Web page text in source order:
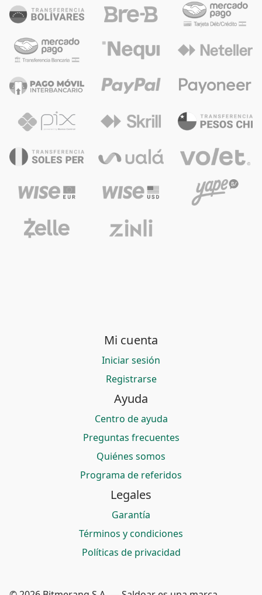
Mi cuenta
Iniciar sesión
Registrarse
Ayuda
Centro de ayuda
Preguntas frecuentes
Quiénes somos
Programa de referidos
Legales
Garantía
Términos y condiciones
Políticas de privacidad